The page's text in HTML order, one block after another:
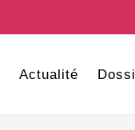
Actualité